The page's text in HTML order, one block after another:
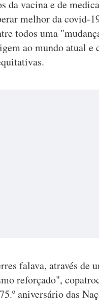
da vacina e de
melhor da covid-
todos uma
ao mundo atual
falava, através de
reforçado",
aniversário das